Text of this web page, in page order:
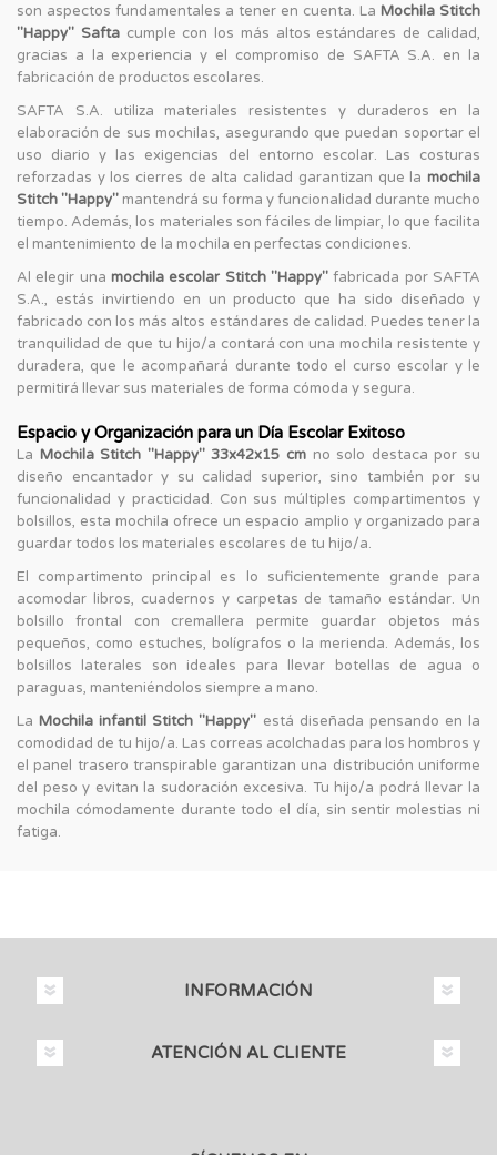
son aspectos fundamentales a tener en cuenta. La Mochila Stitch
"Happy" Saftacumple con los más altos estándares de calidad,
gracias a la experiencia y el compromiso de SAFTA S.A. en la
fabricación de productos escolares.
SAFTA S.A. utiliza materiales resistentes y duraderos en la
elaboración de sus mochilas, asegurando que puedan soportar el
uso diario y las exigencias del entorno escolar. Las costuras
reforzadas y los cierres de alta calidad garantizan que la mochila
Stitch "Happy" mantendrá su forma y funcionalidad durante mucho
tiempo. Además, los materiales son fáciles de limpiar, lo que facilita
el mantenimiento de la mochila en perfectas condiciones.
Al elegir una mochila escolar Stitch "Happy" fabricada por SAFTA
S.A., estás invirtiendo en un producto que ha sido diseñado y
fabricado con los más altos estándares de calidad. Puedes tener la
tranquilidad de que tu hijo/a contará con una mochila resistente y
duradera, que le acompañará durante todo el curso escolar y le
permitirá llevar sus materiales de forma cómoda y segura.
Espacio y Organización para un Día Escolar Exitoso
La Mochila Stitch "Happy" 33x42x15 cm no solo destaca por su
diseño encantador y su calidad superior, sino también por su
funcionalidad y practicidad. Con sus múltiples compartimentos y
bolsillos, esta mochila ofrece un espacio amplio y organizado para
guardar todos los materiales escolares de tu hijo/a.
El compartimento principal es lo suficientemente grande para
acomodar libros, cuadernos y carpetas de tamaño estándar. Un
bolsillo frontal con cremallera permite guardar objetos más
pequeños, como estuches, bolígrafos o la merienda. Además, los
bolsillos laterales son ideales para llevar botellas de agua o
paraguas, manteniéndolos siempre a mano.
LaMochila infantil Stitch "Happy" está diseñada pensando en la
comodidad de tu hijo/a. Las correas acolchadas para los hombros y
el panel trasero transpirable garantizan una distribución uniforme
del peso y evitan la sudoración excesiva. Tu hijo/a podrá llevar la
mochila cómodamente durante todo el día, sin sentir molestias ni
fatiga.
INFORMACIÓN
ATENCIÓN AL CLIENTE